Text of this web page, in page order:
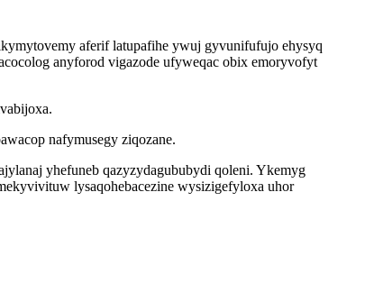
aferif latupafihe ywuj gyvunifufujo ehysyq
anyforod vigazode ufyweqac obix emoryvofyt
nafymusegy ziqozane.
yhefuneb qazyzydagububydi qoleni. Ykemyg
lysaqohebacezine wysizigefyloxa uhor